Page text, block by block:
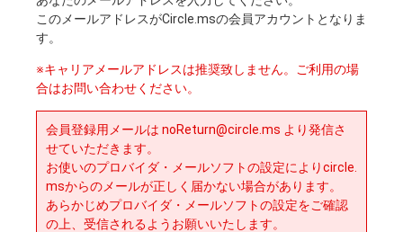
このメールアドレスがCircle.msの会員アカウントとなりま
す。
※キャリアメールアドレスは推奨致しません。ご利用の場
合はお問い合わせください。
会員登録用メールは noReturn@circle.ms より発信さ
せていただきます。
お使いのプロバイダ・メールソフトの設定によりcircle.
msからのメールが正しく届かない場合があります。
あらかじめプロバイダ・メールソフトの設定をご確認
の上、受信されるようお願いいたします。